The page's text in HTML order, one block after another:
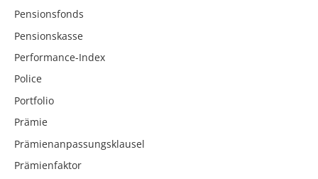
Pensionsfonds
Pensionskasse
Performance-Index
Police
Portfolio
Prämie
Prämienanpassungsklausel
Prämienfaktor